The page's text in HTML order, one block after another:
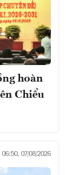
hoàn
Chiểu
06:50, 07/08/2026